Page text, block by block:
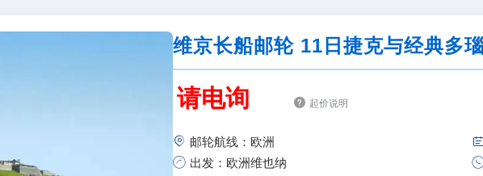
维京长船邮轮 11日捷克与经典多
请电询  起价说明
 邮轮航线：欧洲
 出发：欧洲维也纳